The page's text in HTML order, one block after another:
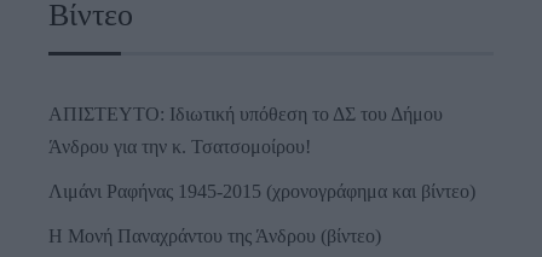
Βίντεο
ΑΠΙΣΤΕΥΤΟ: Ιδιωτική υπόθεση το ΔΣ του Δήμου
Άνδρου για την κ. Τσατσομοίρου!
Λιμάνι Ραφήνας 1945-2015 (χρονογράφημα και βίντεο)
Η Μονή Παναχράντου της Άνδρου (βίντεο)